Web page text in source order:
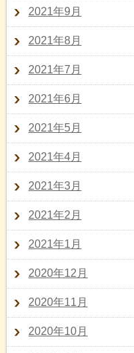
2021年9月
2021年8月
2021年7月
2021年6月
2021年5月
2021年4月
2021年3月
2021年2月
2021年1月
2020年12月
2020年11月
2020年10月